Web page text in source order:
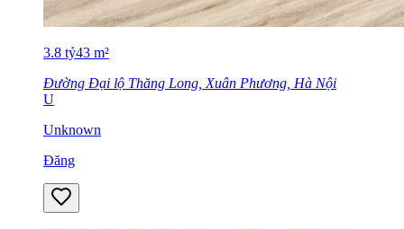
3.8 tỷ43 m²
Đường Đại lộ Thăng Long, Xuân Phương, Hà Nội
U
Unknown
Đăng